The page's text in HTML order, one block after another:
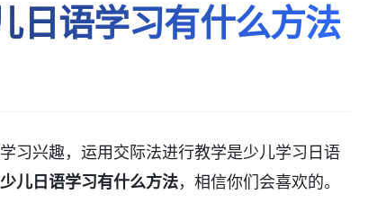
日语学习有什么方法
习兴趣，运用交际法进行教学是少儿学习日语
少儿日语学习有什么方法，相信你们会喜欢的。